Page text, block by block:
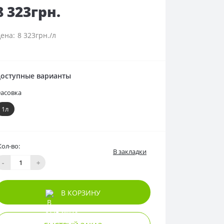
323грн.
8 323грн./л
варианты
1л
во:
-
+
В закладки
В КОРЗИНУ